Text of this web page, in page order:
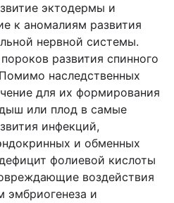
эктодермы и
к аномалиям развития
нервной системы.
развития спинного
наследственных
для их формирования
или плод в самые
инфекций,
и обменных
фолиевой кислоты
воздействия
эмбриогенеза и